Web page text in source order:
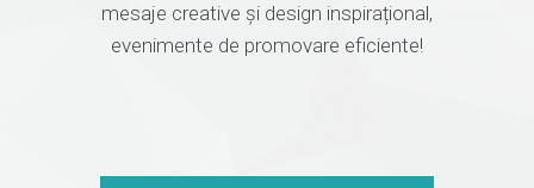
mesaje creative și design inspirațional,
evenimente de promovare eficiente!